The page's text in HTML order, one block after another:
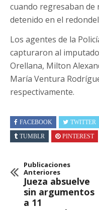
cuando regresaban
detenido en el
Los agentes de la
capturaron al
Orellana, Milton
María Ventura
respectivamente.
FACEBOOK TWITTER
TUMBLR
PINTEREST
Publicaciones
Anteriores
Jueza absuelve
sin argumentos
a 11